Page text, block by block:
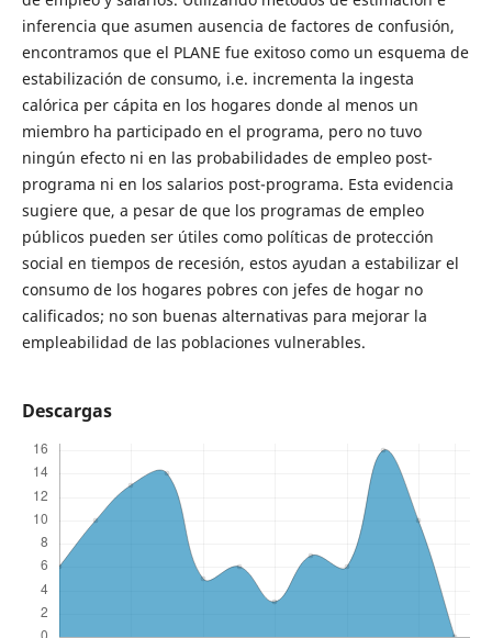
inferencia que asumen ausencia de factores de confusión,
encontramos que el PLANE fue exitoso como un esquema de
estabilización de consumo, i.e. incrementa la ingesta
calórica per cápita en los hogares donde al menos un
miembro ha participado en el programa, pero no tuvo
ningún efecto ni en las probabilidades de empleo post-
programa ni en los salarios post-programa. Esta evidencia
sugiere que, a pesar de que los programas de empleo
públicos pueden ser útiles como políticas de protección
social en tiempos de recesión, estos ayudan a estabilizar el
consumo de los hogares pobres con jefes de hogar no
calificados; no son buenas alternativas para mejorar la
empleabilidad de las poblaciones vulnerables.
Descargas